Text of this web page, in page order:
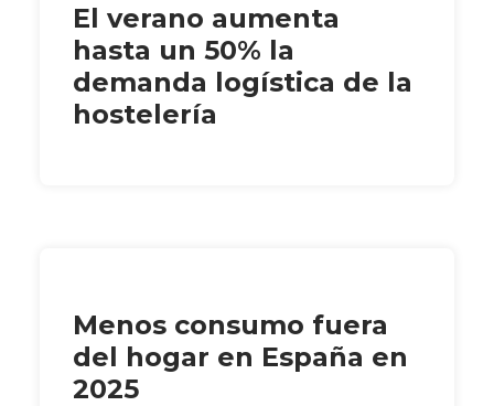
El verano aumenta
hasta un 50% la
demanda logística de la
hostelería
Menos consumo fuera
del hogar en España en
2025